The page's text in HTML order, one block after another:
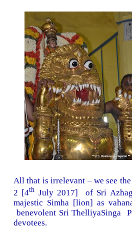
All that is irrelevant – we see
2 [4th July 2017] of Sri
majestic Simha [lion] as
benevolent Sri ThelliyaSinga
devotees.